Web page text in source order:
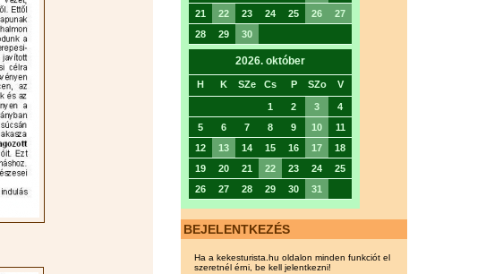
21
22 23 24 25 26
27
28
29 30
2026. október
H K SZe Cs P SZo V
1 2 3
4
5
6 7 8 9 10
11
12
13 14 15 16 17
18
19
20 21 22 23 24
25
26
27 28 29 30 31
BEJELENTKEZÉS
Ha a kekesturista.hu oldalon minden funkciót el
szeretnél érni, be kell jelentkezni!